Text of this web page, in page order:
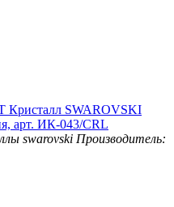
Кристалл SWAROVSKI
арт. ИК-043/CRL
swarovski Производитель: